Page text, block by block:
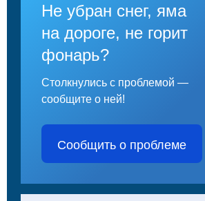
Не убран снег, яма
на дороге, не горит
фонарь?
Столкнулись с проблемой —
сообщите о ней!
Сообщить о проблеме